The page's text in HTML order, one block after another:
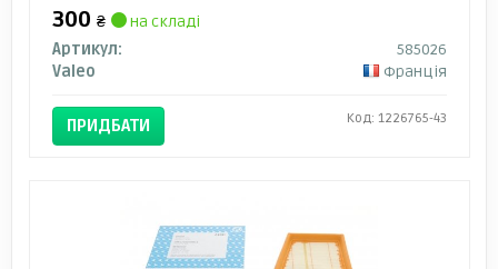
300 ₴
на складі
Артикул:
585026
Valeo
Франція
ПРИДБАТИ Код: 1226765-43